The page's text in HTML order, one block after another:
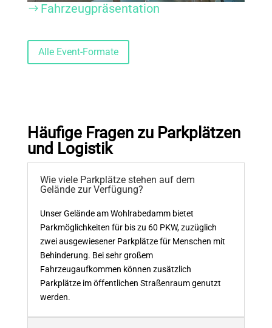
$ Fahrzeugpräsentation
Alle Event-Formate
Häufige Fragenzu Parkplätzen
und Logistik
Wie viele Parkplätze stehen auf dem
Gelände zur Verfügung?
Unser Gelände am Wohlrabedamm bietet
Parkmöglichkeiten für bis zu 60 PKW, zuzüglich
zwei ausgewiesener Parkplätze für Menschen mit
Behinderung. Bei sehr großem
Fahrzeugaufkommen können zusätzlich
Parkplätze im öffentlichen Straßenraum genutzt
werden.